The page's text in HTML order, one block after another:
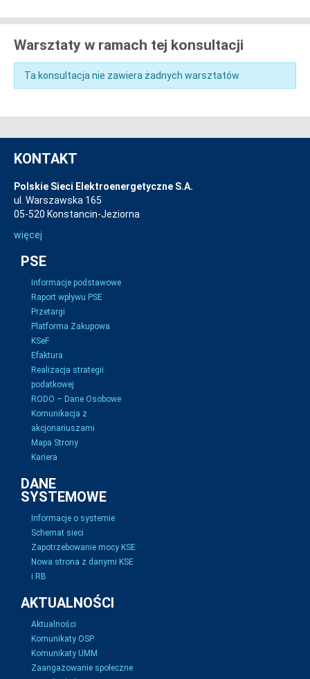
Warsztaty w ramach tej konsultacji
Ta konsultacja nie zawiera żadnych warsztatów
KONTAKT
Polskie Sieci Elektroenergetyczne S.A.
ul. Warszawska 165
05-520 Konstancin-Jeziorna
więcej
PSE
Informacje podstawowe
Raport wpływu PSE
Przetargi
Platforma Zakupowa
KSeF
Efaktura
Realizacja strategii
podatkowej
RODO – Dane Osobowe
Komunikacja z
akcjonariuszami
Mapa Strony
Kariera
DANE
SYSTEMOWE
Informacje o systemie
Schemat sieci
Zapotrzebowanie mocy KSE
Nowa strona z danymi KSE
i RB
AKTUALNOŚCI
Aktualności
Komunikaty OSP
Komunikaty UMM
Zaangażowanie społeczne